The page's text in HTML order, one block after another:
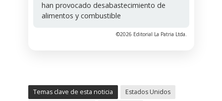
han provocado desabastecimiento de
alimentos y combustible
©2026 Editorial La Patria Ltda.
Temas clave de esta noticia
Estados Unidos